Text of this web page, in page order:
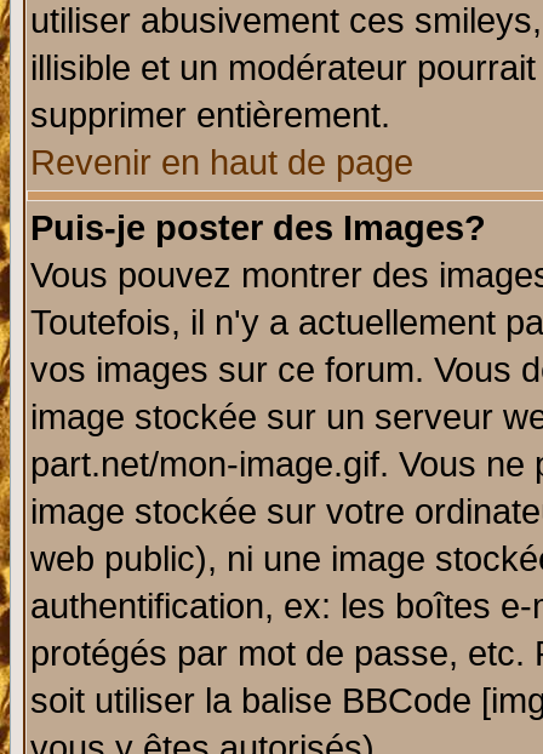
utiliser abusivement ces
illisible et un modérateur
supprimer entièrement.
Revenir en haut de page
Puis-je poster des Images?
Vous pouvez montrer des
Toutefois, il n'y a actuellement
vos images sur ce forum. Vous
image stockée sur un serveur
part.net/mon-image.gif. Vous
image stockée sur votre
web public), ni une image
authentification, ex: les boîtes
protégés par mot de passe,
soit utiliser la balise BBCode